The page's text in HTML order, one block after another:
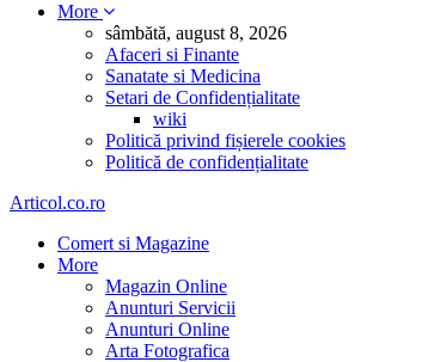
More
sâmbătă, august 8, 2026
Afaceri si Finante
Sanatate si Medicina
Setari de Confidențialitate
wiki
Politică privind fișierele cookies
Politică de confidențialitate
Articol.co.ro
Comert si Magazine
More
Magazin Online
Anunturi Servicii
Anunturi Online
Arta Fotografica